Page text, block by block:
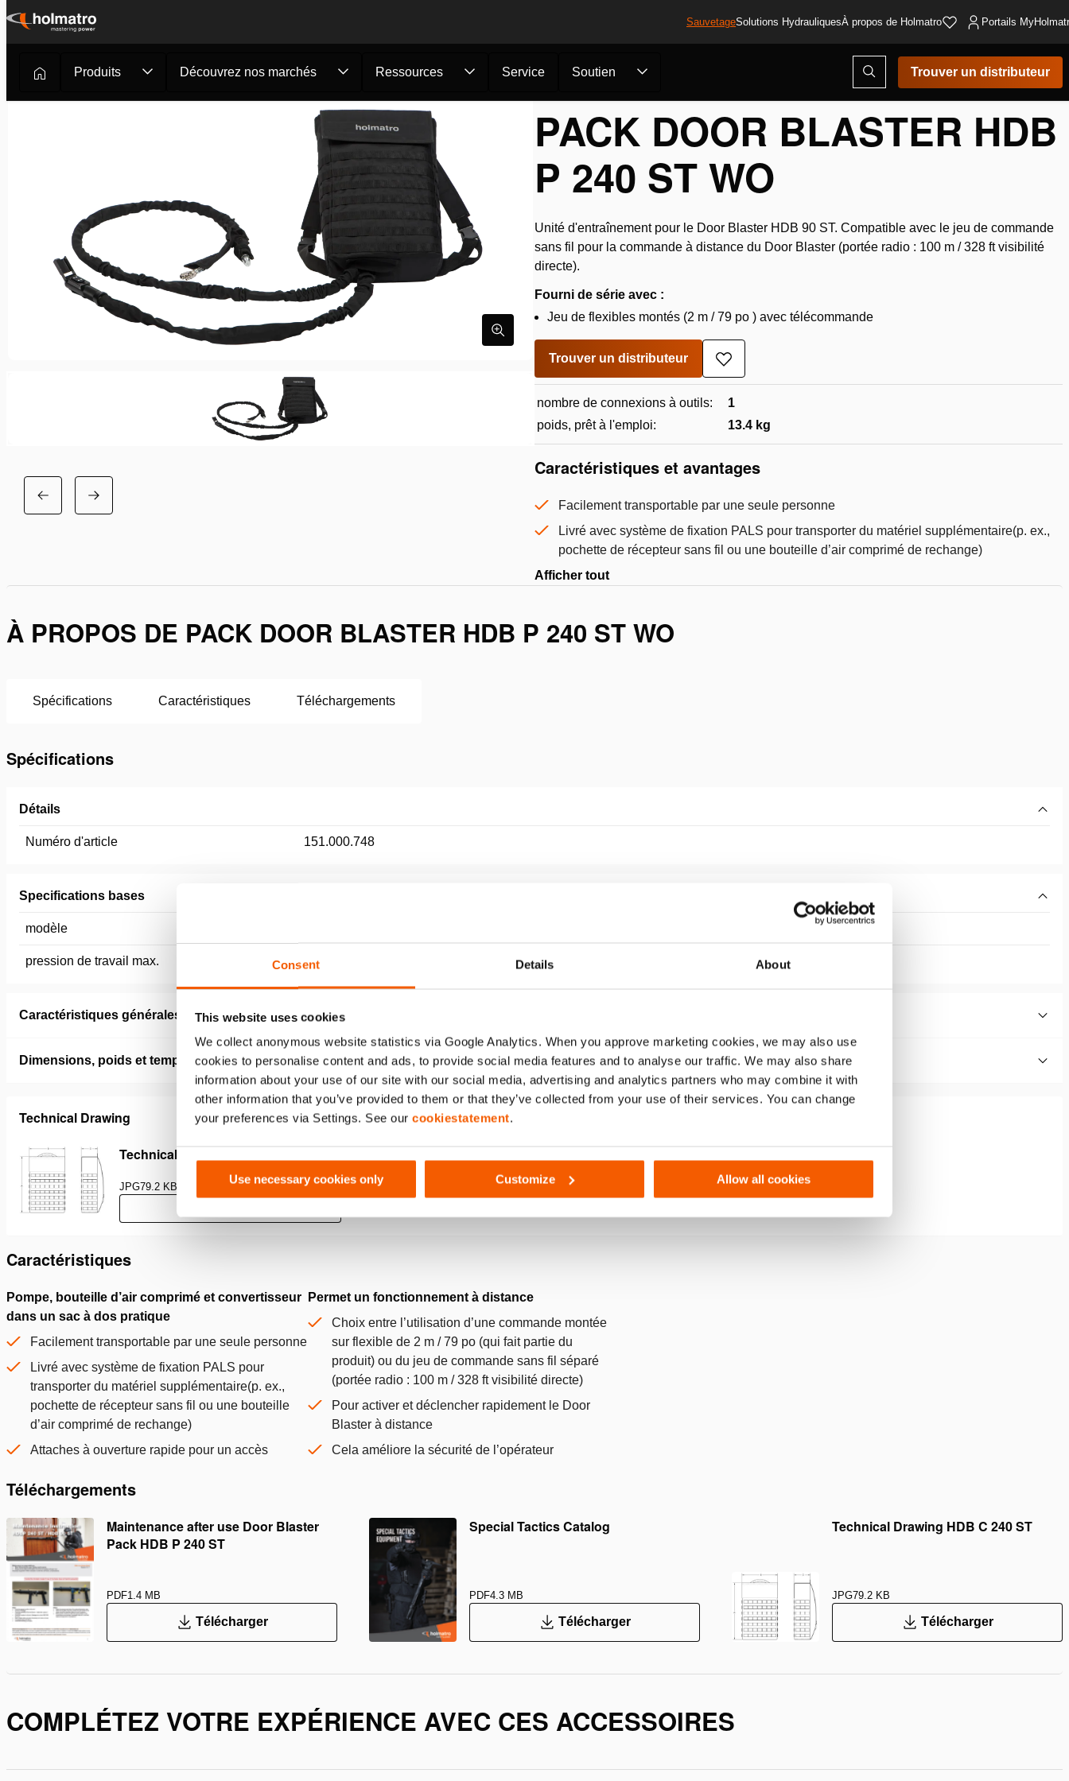
Consent Details About
This website uses cookies
We collect anonymous website statistics via Google Analytics. When you approve marketing cookies, we may also use
cookies to personalise content and ads, to provide social media features and to analyse our traffic. We may also share
information about your use of our site with our social media, advertising and analytics partners who may combine it with
other information that you’ve provided to them or that they’ve collected from your use of their services. You can change
your preferences via Settings. See our cookiestatement.
Use necessary cookies only Customize Allow all cookies
Passer
contenu
SauvetageSolutions HydrauliquesÀ propos de Holmatro Portails
Produits Découvrez nos marchés Ressources Service Soutien
Ouvrir
la
fenêtre
de
Trouver un distributeur
Outils de sauvetage Forces Policières et Militaires Pompes & Flexibles Pack Door Blaster...
PACK DOOR BLASTER HDB
P 240 ST WO
Unité d'entraînement pour le Door Blaster HDB 90 ST. Compatible avec le jeu de commande
sans fil pour la commande à distance du Door Blaster (portée radio : 100 m / 328 ft visibilité
directe).
Fourni de série avec :
Jeu de flexibles montés (2 m / 79 po ) avec télécommande
Trouver un distributeur
Ajouter
à
liste
de
souhaits
nombre de connexions à outils:
1
poids, prêt à l'emploi:
13.4 kg
Caractéristiques et avantages
Facilement transportable par une seule personne
Livré avec système de fixation PALS pour transporter du matériel supplémentaire(p. ex.,
pochette de récepteur sans fil ou une bouteille d’air comprimé de rechange)
Afficher tout
À PROPOS DE PACK DOOR BLASTER HDB P 240 ST WO
Spécifications Caractéristiques Téléchargements
Spécifications
Détails
Numéro d'article 151.000.748
Specifications bases
modèle
pression de travail max. 720 / 72 (bar/MPa) / 200 / 20 (bar/MPa)
Caractéristiques générales
Dimensions, poids et temperature
Technical Drawing
Technical Drawing HDB C 240 ST
JPG79.2 KB
Caractéristiques
Pompe, bouteille d’air comprimé et convertisseur
dans un sac à dos pratique
Facilement transportable par une seule personne
Livré avec système de fixation PALS pour
transporter du matériel supplémentaire(p. ex.,
pochette de récepteur sans fil ou une bouteille
d’air comprimé de rechange)
Attaches à ouverture rapide pour un accès
Permet un fonctionnement à distance
Choix entre l’utilisation d’une commande montée
sur flexible de 2 m / 79 po (qui fait partie du
produit) ou du jeu de commande sans fil séparé
(portée radio : 100 m / 328 ft visibilité directe)
Pour activer et déclencher rapidement le Door
Blaster à distance
Cela améliore la sécurité de l’opérateur
Téléchargements
Maintenance after use Door Blaster
Pack HDB P 240 ST
PDF1.4 MB
Télécharger
Special Tactics Catalog
PDF4.3 MB
Télécharger
Technical Drawing HDB C 240 ST
JPG79.2 KB
Télécharger
COMPLÉTEZ VOTRE EXPÉRIENCE AVEC CES ACCESSOIRES